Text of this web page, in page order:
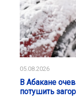
05.08.2026
В Абакане
потушить